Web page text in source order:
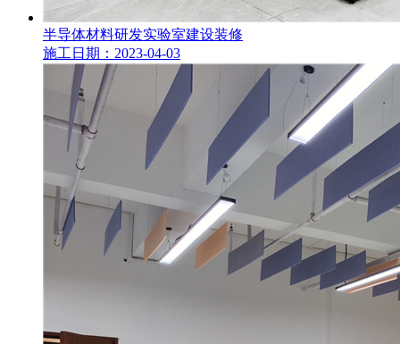
半导体材料研发实验室建设装修
施工日期：2023-04-03